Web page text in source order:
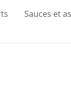
Sauces et